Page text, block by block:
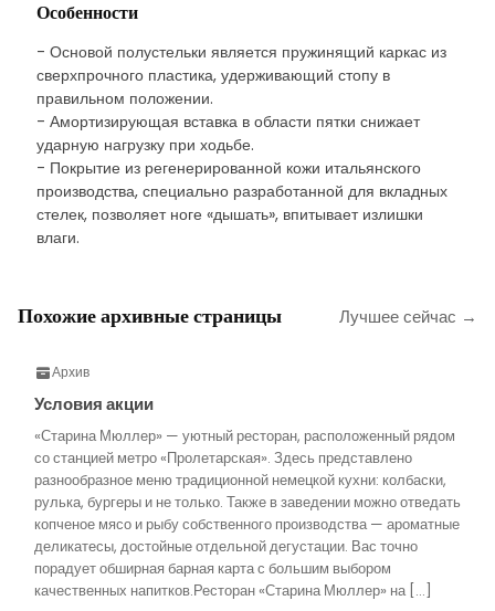
Особенности
- Основой полустельки является пружинящий каркас из
сверхпрочного пластика, удерживающий стопу в
правильном положении.
- Амортизирующая вставка в области пятки снижает
ударную нагрузку при ходьбе.
- Покрытие из регенерированной кожи итальянского
производства, специально разработанной для вкладных
стелек, позволяет ноге «дышать», впитывает излишки
влаги.
Похожие архивные страницы Лучшее сейчас →
Архив
Условия акции
«Старина Мюллер» — уютный ресторан, расположенный рядом
со станцией метро «Пролетарская». Здесь представлено
разнообразное меню традиционной немецкой кухни: колбаски,
рулька, бургеры и не только. Также в заведении можно отведать
копченое мясо и рыбу собственного производства — ароматные
деликатесы, достойные отдельной дегустации. Вас точно
порадует обширная барная карта с большим выбором
качественных напитков.Ресторан «Старина Мюллер» на […]